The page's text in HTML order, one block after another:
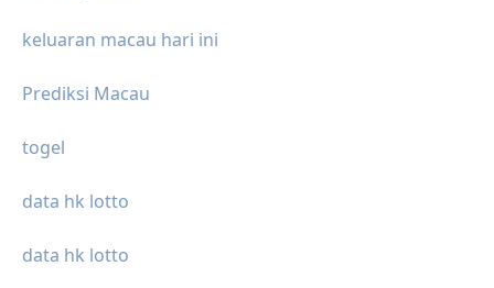
keluaran macau hari ini
Prediksi Macau
togel
data hk lotto
data hk lotto